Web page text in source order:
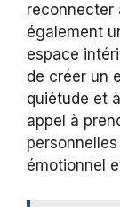
reconnecter
également
espace
de créer un
quiétude et
appel à
émotionnel